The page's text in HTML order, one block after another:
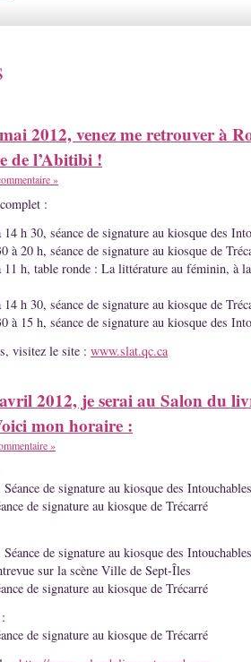
2012, venez me retrouver à
de l’Abitibi !
»
:
h 30, séance de signature au kiosque des
à 20 h, séance de signature au kiosque de
h, table ronde : La littérature au féminin, à
h 30, séance de signature au kiosque de
à 15 h, séance de signature au kiosque des
visitez le site : www.slat.qc.ca
2012, je serai au Salon du
mon horaire :
»
de signature au kiosque des Intouchables
de signature au kiosque de Trécarré
de signature au kiosque des Intouchables
sur la scène Ville de Sept-Îles
de signature au kiosque de Trécarré
de signature au kiosque de Trécarré